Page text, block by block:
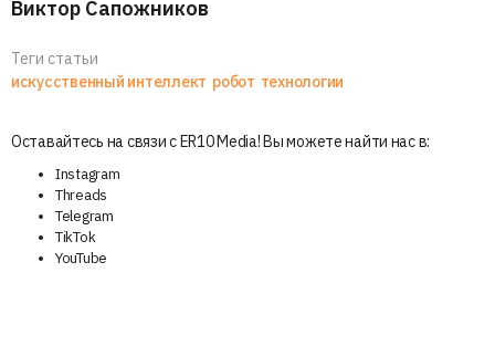
Виктор Сапожников
Теги статьи
искусственный интеллект робот технологии
Оставайтесь на связи с ER10 Media! Вы можете найти нас в:
Instagram
Threads
Telegram
TikTok
YouTube